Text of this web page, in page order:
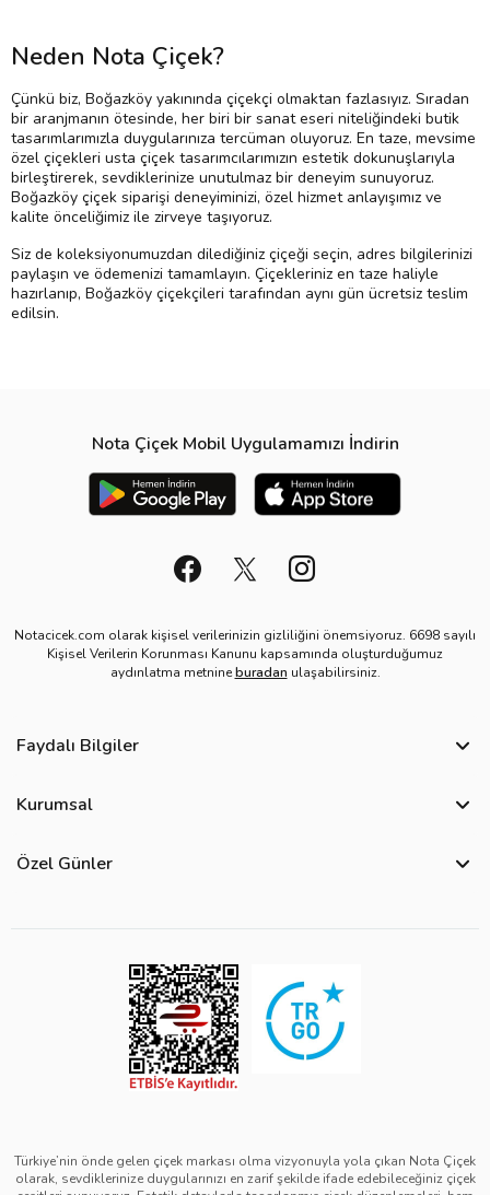
Neden Nota Çiçek?
Çünkü biz, Boğazköy yakınında çiçekçi olmaktan fazlasıyız. Sıradan
bir aranjmanın ötesinde, her biri bir sanat eseri niteliğindeki butik
tasarımlarımızla duygularınıza tercüman oluyoruz. En taze, mevsime
özel çiçekleri usta çiçek tasarımcılarımızın estetik dokunuşlarıyla
birleştirerek, sevdiklerinize unutulmaz bir deneyim sunuyoruz.
Boğazköy çiçek siparişi deneyiminizi, özel hizmet anlayışımız ve
kalite önceliğimiz ile zirveye taşıyoruz.
Siz de koleksiyonumuzdan dilediğiniz çiçeği seçin, adres bilgilerinizi
paylaşın ve ödemenizi tamamlayın. Çiçekleriniz en taze haliyle
hazırlanıp, Boğazköy çiçekçileri tarafından aynı gün ücretsiz teslim
edilsin.
Nota Çiçek Mobil Uygulamamızı İndirin
Notacicek.com olarak kişisel verilerinizin gizliliğini önemsiyoruz. 6698 sayılı
Kişisel Verilerin Korunması Kanunu kapsamında oluşturduğumuz
aydınlatma metnineburadan ulaşabilirsiniz.
Faydalı Bilgiler
Site Haritası
Görsel Kontrol Süreci
Ürün Sıralama Kriterleri
Kurumsal
Üyelik Sözleşmesi
Mesafeli Satış Sözleşmesi
Kurumsal Müşterilerimiz
Özel Günler
Kadınlar Günü Çiçekleri
Sevgililer Günü Çiçekleri
Anneler Günü Çiçekleri
Babalar Günü Çiçekleri
Türkiye’nin önde gelen çiçek markası olma vizyonuyla yola çıkan Nota Çiçek
olarak, sevdiklerinize duygularınızı en zarif şekilde ifade edebileceğiniz çiçek